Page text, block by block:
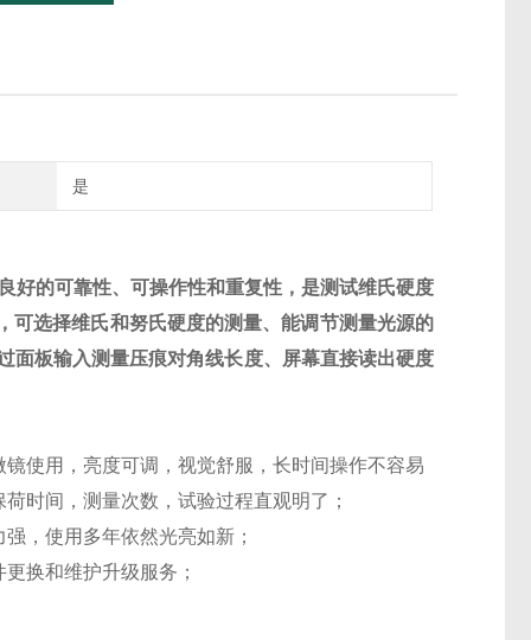
是
好的可靠性、可操作性和重复性，是测试维氏硬度
可选择维氏和努氏硬度的测量、能调节测量光源的
面板输入测量压痕对角线长度、屏幕直接读出硬度
使用，亮度可调，视觉舒服，长时间操作不容易
时间，测量次数，试验过程直观明了；
，使用多年依然光亮如新；
换和维护升级服务；